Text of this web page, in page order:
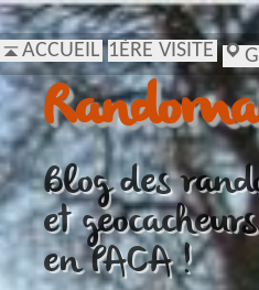
ACCUEIL 1ÈRE VISITE
Blog des
et
en PACA !